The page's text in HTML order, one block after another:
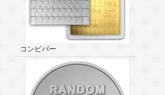
コンビバー